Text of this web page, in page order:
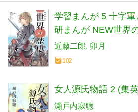
学習まんが 5 十字
研まんが NEW世界
近藤二郎 卯月
102
女人源氏物語 2 (集
瀬戸内寂聴